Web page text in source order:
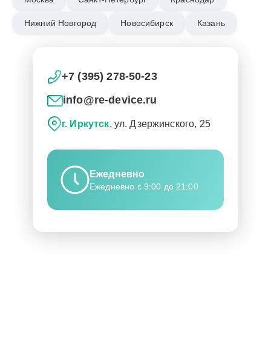
Нижний Новгород Новосибирск Казань
+7 (395) 278-50-23
info@re-device.ru
г. Иркутск, ул. Дзержинского, 25
Ежедневно
Ежедневно с 9:00 до 21:00